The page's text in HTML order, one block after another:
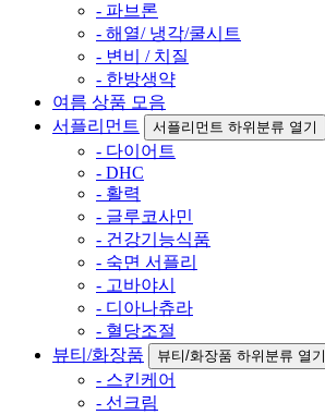
- 파브론
- 해열/ 냉각/쿨시트
- 변비 / 치질
- 한방생약
여름 상품 모음
서플리먼트
서플리먼트 하위분류 열기
- 다이어트
- DHC
- 활력
- 글루코사민
- 건강기능식품
- 숙면 서플리
- 고바야시
- 디아나츄라
- 혈당조절
뷰티/화장품
뷰티/화장품 하위분류 열기
- 스킨케어
- 선크림